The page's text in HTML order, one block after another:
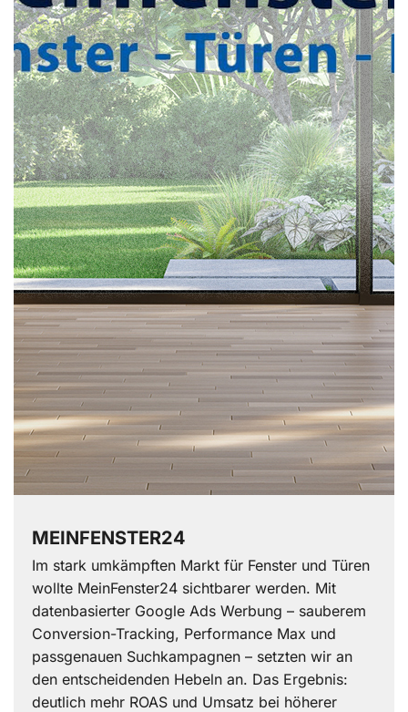
MEINFENSTER24
Im stark umkämpften Markt für Fenster und Türen
wollte MeinFenster24 sichtbarer werden. Mit
datenbasierter Google Ads Werbung – sauberem
Conversion-Tracking, Performance Max und
passgenauen Suchkampagnen – setzten wir an
den entscheidenden Hebeln an. Das Ergebnis:
deutlich mehr ROAS und Umsatz bei höherer